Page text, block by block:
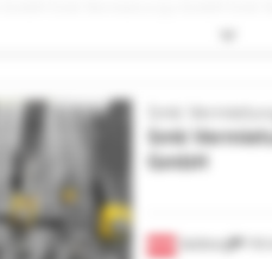
Smk
Smk
GmbH